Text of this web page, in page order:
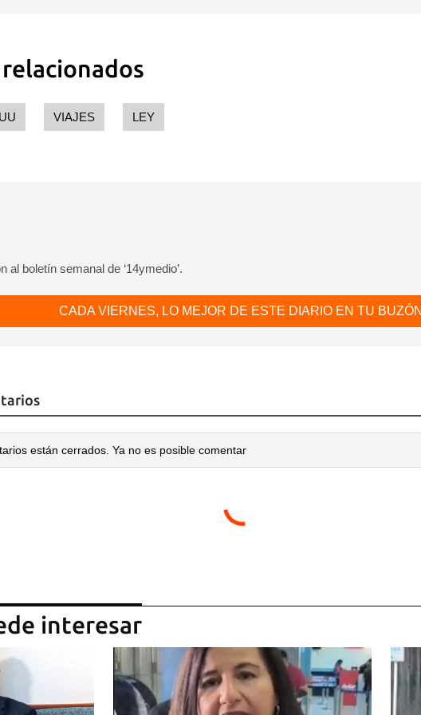
relacionados
VIAJES LEY
al boletín semanal de ‘14ymedio’.
CADA VIERNES, LO MEJOR DE ESTE DIARIO EN TU
están cerrados. Ya no es posible comentar
interesar